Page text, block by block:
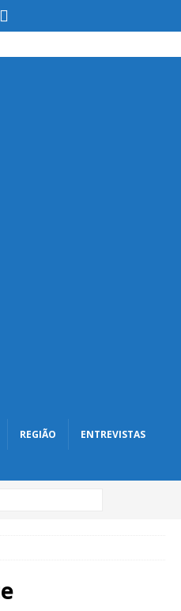
REGIÃO ENTREVISTAS